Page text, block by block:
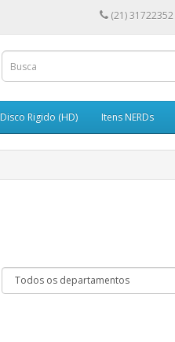
(21) 31722352
Disco Rigido (HD) Itens NERDs